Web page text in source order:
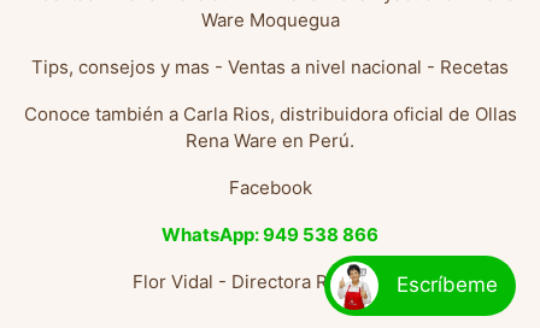
Ware Moquegua
Tips, consejos y mas - Ventas a nivel nacional - Recetas
Conoce también a Carla Rios, distribuidora oficial de Ollas
Rena Ware en Perú.
Facebook
WhatsApp: 949 538 866
Flor Vidal - Directora Rena WareEscríbeme